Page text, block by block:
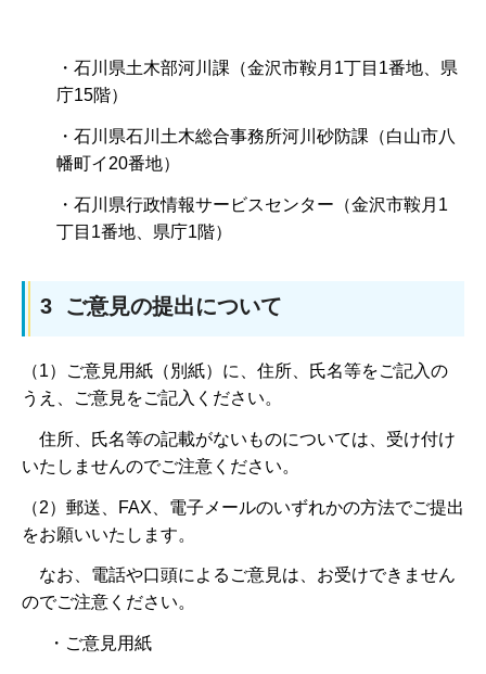
・石川県土木部河川課（金沢市鞍月1丁目1番地、県
庁15階）
・石川県石川土木総合事務所河川砂防課（白山市八
幡町イ20番地）
・石川県行政情報サービスセンター（金沢市鞍月1
丁目1番地、県庁1階）
3 ご意見の提出について
（1）ご意見用紙（別紙）に、住所、氏名等をご記入の
うえ、ご意見をご記入ください。
住所、氏名等の記載がないものについては、受け付け
いたしませんのでご注意ください。
（2）郵送、FAX、電子メールのいずれかの方法でご提出
をお願いいたします。
なお、電話や口頭によるご意見は、お受けできません
のでご注意ください。
・ご意見用紙